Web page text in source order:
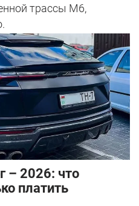
трассы М6,
– 2026: что
платить